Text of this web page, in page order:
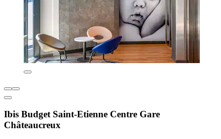
Ibis Budget Saint-Etienne Centre Gare
Châteaucreux